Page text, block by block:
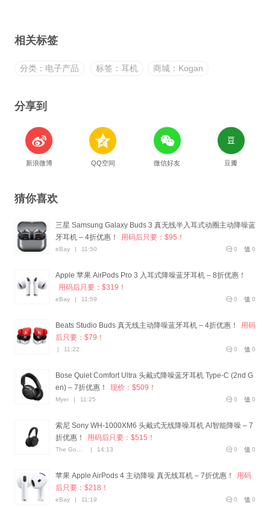
相关标签
分类：电子产品 标签：耳机 商城：Kogan
分享到
新浪微博 QQ空间 微信好友 豆瓣
猜你喜欢
三星 Samsung Galaxy Buds 3 真无线半入耳式动圈主动降噪蓝
牙耳机 – 4折优惠！
用码后只要：$95！
0
0
eBay | 11:50
Apple 苹果 AirPods Pro 3 入耳式降噪蓝牙耳机 – 8折优惠！
用码后只要：$319！
0
0
eBay | 11:59
Beats Studio Buds 真无线主动降噪蓝牙耳机 – 4折优惠！
用码
后只要：$79！
0
0
| 11:22
Bose Quiet Comfort Ultra 头戴式降噪蓝牙耳机 Type-C (2nd G
en) – 7折优惠！
现价：$509！
0
0
Myer | 11:25
索尼 Sony WH-1000XM6 头戴式无线降噪耳机 AI智能降噪 – 7
折优惠！
用码后只要：$515！
0
0
The Good Guys | 14:13
苹果 Apple AirPods 4 主动降噪 真无线耳机 – 7折优惠！
用码
后只要：$218！
0
0
eBay | 11:19